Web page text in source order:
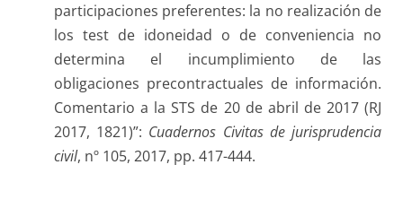
participaciones preferentes: la no realización de
los test de idoneidad o de conveniencia no
determina el incumplimiento de las
obligaciones precontractuales de información.
Comentario a la STS de 20 de abril de 2017 (RJ
2017, 1821)”: Cuadernos Civitas de jurisprudencia
civil, nº 105, 2017, pp. 417-444.